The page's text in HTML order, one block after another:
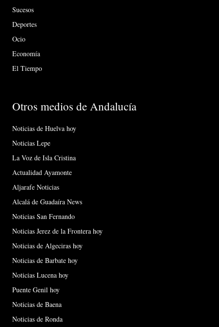
Sucesos
Deportes
Ocio
Economía
El Tiempo
Otros medios de Andalucía
Noticias de Huelva hoy
Noticias Lepe
La Voz de Isla Cristina
Actualidad Ayamonte
Aljarafe Noticias
Alcalá de Guadaíra News
Noticias San Fernando
Noticias Jerez de la Frontera hoy
Noticias de Algeciras hoy
Noticias de Barbate hoy
Noticias Lucena hoy
Puente Genil hoy
Noticias de Baena
Noticias de Ronda